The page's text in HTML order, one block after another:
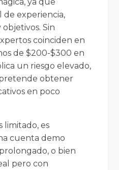
experiencia,
Sin
coinciden en
de $200-$300 en
un riesgo elevado,
obtener
en poco
limitado, es
cuenta demo
o bien
pero con